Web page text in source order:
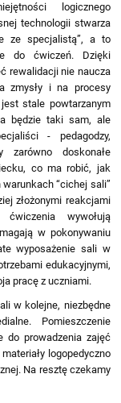
logicznego
technologii stwarza
ze specjalistą”, a to
do ćwiczeń. Dzięki
rewalidacji nie naucza
zmysły i na procesy
stale powtarzanym
będzie taki sam, ale
- pedagodzy,
zarówno doskonałe
co ma robić, jak
“cichej sali”
złożonymi reakcjami
wywołują
w pokonywaniu
wyposażenie sali w
edukacyjnymi,
pracę z uczniami.
w kolejne, niezbędne
Pomieszczenie
do prowadzenia zajęć
logopedyczno
Na resztę czekamy